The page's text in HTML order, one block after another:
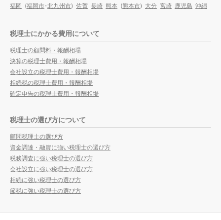
福岡 (福岡市・北九州市) 佐賀 長崎 熊本 (熊本市) 大分 宮崎 鹿児島 沖縄
税理士にかかる費用について
税理士の顧問料・報酬相場
決算の税理士費用・報酬相場
会社設立の税理士費用・報酬相場
相続税の税理士費用・報酬相場
確定申告の税理士費用・報酬相場
税理士の選び方について
顧問税理士の選び方
資金調達・融資に強い税理士の選び方
税務調査に強い税理士の選び方
会社設立に強い税理士の選び方
相続に強い税理士の選び方
節税に強い税理士の選び方